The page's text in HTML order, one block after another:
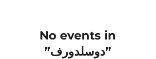
No events in
”دوسلدورف”